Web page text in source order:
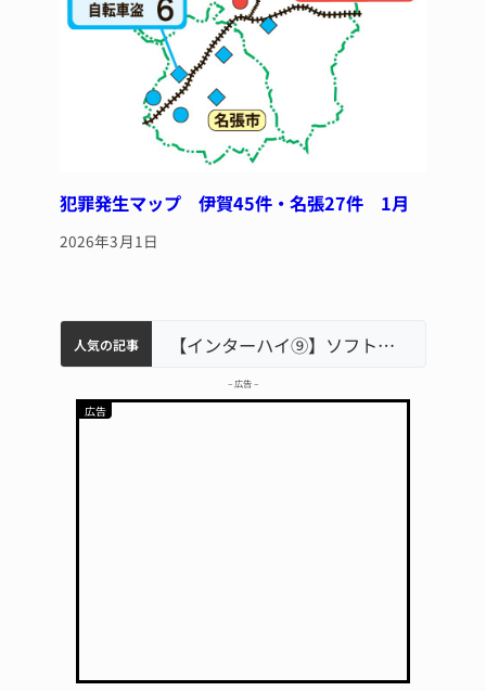
犯罪発生マップ 伊賀45件・名張27件 1月
2026年3月1日
人気の記事
軽乗用車が田んぼに転落 運転の70歳女性死亡 伊賀市で
中学校の陶壁モニュメント 地元建設会社がボランティアで清掃 伊賀名張市立病院のDMAT、熊本地震の被災地へ 能登以来3回目の派遣 【インターハイ⑨】ソフトテニス ミス減らし上位狙う 近大高専
– 広告 –